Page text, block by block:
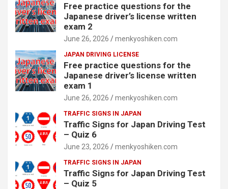
Free practice questions for the
Japanese driver’s license written
exam 2
June 26, 2026 menkyoshiken.com
JAPAN DRIVING LICENSE
Free practice questions for the
Japanese driver’s license written
exam 1
June 26, 2026 menkyoshiken.com
TRAFFIC SIGNS IN JAPAN
Traffic Signs for Japan Driving Test
– Quiz 6
June 23, 2026 menkyoshiken.com
TRAFFIC SIGNS IN JAPAN
Traffic Signs for Japan Driving Test
– Quiz 5